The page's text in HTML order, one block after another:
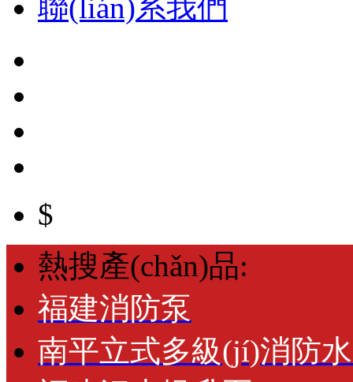
聯(lián)系我們
$
熱搜產(chǎn)品:
福建消防泵
南平立式多級(jí)消防